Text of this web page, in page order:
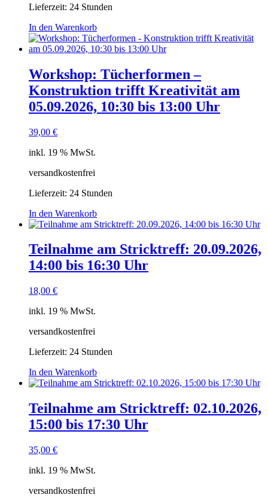
Lieferzeit: 24 Stunden
In den Warenkorb
Workshop: Tücherformen –
Konstruktion trifft Kreativität am
05.09.2026, 10:30 bis 13:00 Uhr
39,00 €
inkl. 19 % MwSt.
versandkostenfrei
Lieferzeit: 24 Stunden
In den Warenkorb
Teilnahme am Stricktreff: 20.09.2026,
14:00 bis 16:30 Uhr
18,00 €
inkl. 19 % MwSt.
versandkostenfrei
Lieferzeit: 24 Stunden
In den Warenkorb
Teilnahme am Stricktreff: 02.10.2026,
15:00 bis 17:30 Uhr
35,00 €
inkl. 19 % MwSt.
versandkostenfrei